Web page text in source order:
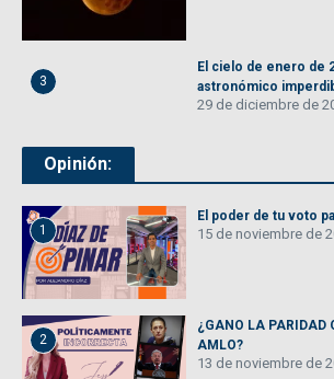
3
El cielo de enero de
astronómico
29 de diciembre de
Opinión:
1
El poder de tu voto
15 de noviembre de
2
¿GANO LA PARIDAD
AMLO?
13 de noviembre de